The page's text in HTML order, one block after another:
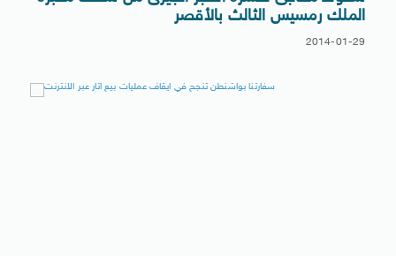
الملك رمسيس الثالث بالأقصر
2014-01-29